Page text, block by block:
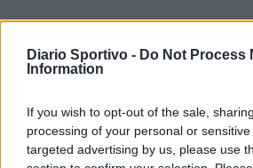
Diario Sportivo - Do Not Process
Information
If you wish to opt-out of the sale,
processing of your personal or
targeted advertising by us, please use
PIÙ LETTI OGGI
Amichevole Ossese: 3-
doppietta di
8 Ago 2026